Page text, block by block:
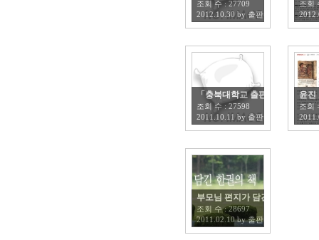
조회 수 : 27709
2012.10.30 by 출판부
조회
「충북대학교 출판부 책마을
조회 수 : 27598
2011.10.11 by 출판부
윤진
조회
부모님 편지가 담긴 한 권의 책
조회 수 :28697
2011.02.10by출판부